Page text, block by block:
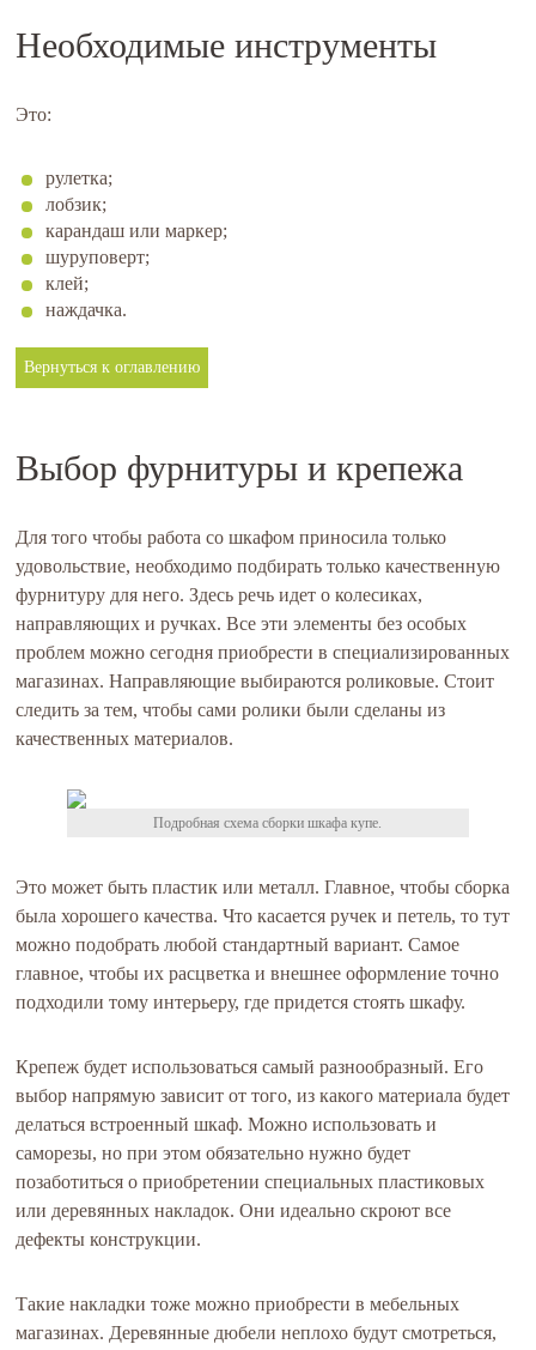
Необходимые инструменты
Это:
рулетка;
лобзик;
карандаш или маркер;
шуруповерт;
клей;
наждачка.
Вернуться к оглавлению
Выбор фурнитуры и крепежа
Для того чтобы работа со шкафом приносила только
удовольствие, необходимо подбирать только качественную
фурнитуру для него. Здесь речь идет о колесиках,
направляющих и ручках. Все эти элементы без особых
проблем можно сегодня приобрести в специализированных
магазинах. Направляющие выбираются роликовые. Стоит
следить за тем, чтобы сами ролики были сделаны из
качественных материалов.
Подробная схема сборки шкафа купе.
Это может быть пластик или металл. Главное, чтобы сборка
была хорошего качества. Что касается ручек и петель, то тут
можно подобрать любой стандартный вариант. Самое
главное, чтобы их расцветка и внешнее оформление точно
подходили тому интерьеру, где придется стоять шкафу.
Крепеж будет использоваться самый разнообразный. Его
выбор напрямую зависит от того, из какого материала будет
делаться встроенный шкаф. Можно использовать и
саморезы, но при этом обязательно нужно будет
позаботиться о приобретении специальных пластиковых
или деревянных накладок. Они идеально скроют все
дефекты конструкции.
Такие накладки тоже можно приобрести в мебельных
магазинах. Деревянные дюбели неплохо будут смотреться,